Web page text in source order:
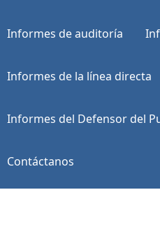
Informes de auditoría
Informes de la línea directa
Informes del Defensor del
Contáctanos